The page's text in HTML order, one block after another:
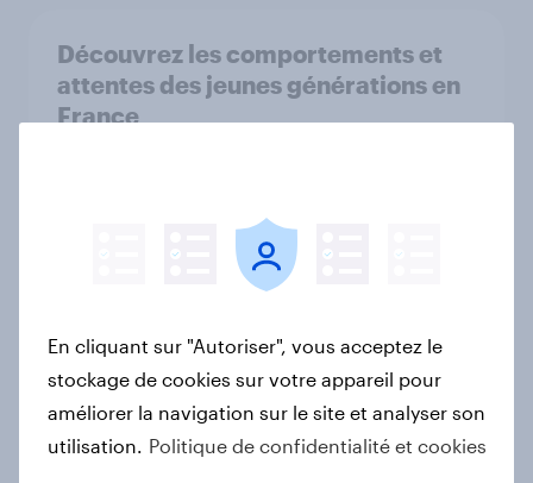
Découvrez les comportements et
attentes des jeunes générations en
France
Rentrée scolaire 2025 : Les
Français profitent-ils de cette
Article
En cliquant sur "Autoriser", vous acceptez le
stockage de cookies sur votre appareil pour
améliorer la navigation sur le site et analyser son
utilisation. Politique de confidentialité et cookies